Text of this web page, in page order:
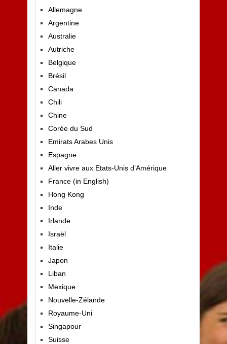
Allemagne
Argentine
Australie
Autriche
Belgique
Brésil
Canada
Chili
Chine
Corée du Sud
Emirats Arabes Unis
Espagne
Aller vivre aux Etats-Unis d’Amérique
France (in English)
Hong Kong
Inde
Irlande
Israël
Italie
Japon
Liban
Mexique
Nouvelle-Zélande
Royaume-Uni
Singapour
Suisse